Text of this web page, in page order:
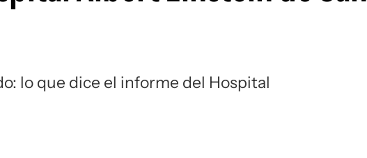
lo que dice el informe del Hospital